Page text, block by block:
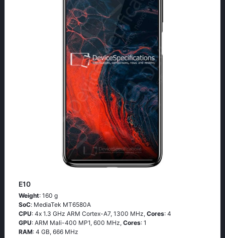
E10
Weight: 160 g
SoC: МеdiаТеk МТ6580А
CPU: 4х 1.3 GНz АRМ Соrtех-А7, 1300 MHz, Cores: 4
GPU: ARM Mali-400 MP1, 600 MHz, Cores: 1
RAM: 4 GB, 666 MHz